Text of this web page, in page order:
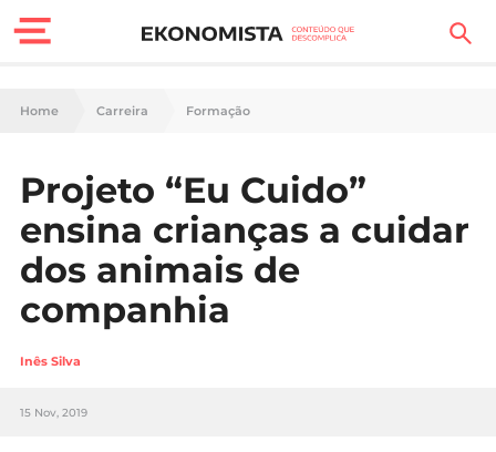
Finanças Pessoais
Carreira
Casa
Lifestyle
Sociedade
Tecnologia
Home Carreira Formação
Projeto “Eu Cuido”
ensina crianças a cuidar
dos animais de
companhia
Inês Silva
15 Nov, 2019